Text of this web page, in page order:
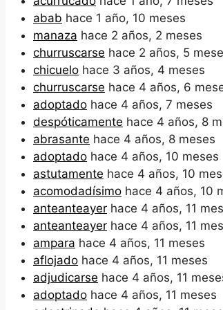
abab hace 1 año, 10 meses
manaza hace 2 años, 2 meses
churruscarse hace 2 años, 5
chicuelo hace 3 años, 4 meses
churruscarse hace 4 años, 6
adoptado hace 4 años, 7 meses
despóticamente hace 4 años, 8
abrasante hace 4 años, 8 meses
adoptado hace 4 años, 10 meses
astutamente hace 4 años, 10
acomodadísimo hace 4 años, 10
anteanteayer hace 4 años, 11
anteanteayer hace 4 años, 11
ampara hace 4 años, 11 meses
aflojado hace 4 años, 11 meses
adjudicarse hace 4 años, 11
adoptado hace 4 años, 11 meses